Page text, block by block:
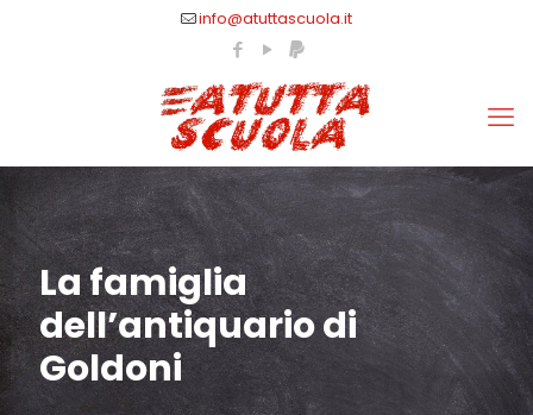
info@atuttascuola.it
La famiglia
dell’antiquario di
Goldoni